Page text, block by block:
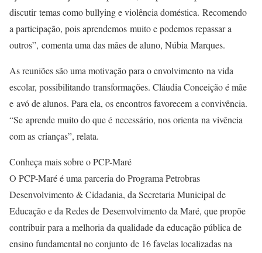
discutir temas como bullying e violência doméstica. Recomendo
a participação, pois aprendemos muito e podemos repassar a
outros”, comenta uma das mães de aluno, Núbia Marques.
As reuniões são uma motivação para o envolvimento na vida
escolar, possibilitando transformações. Cláudia Conceição é mãe
e avó de alunos. Para ela, os encontros favorecem a convivência.
“Se aprende muito do que é necessário, nos orienta na vivência
com as crianças”, relata.
Conheça mais sobre o PCP-Maré
O PCP-Maré é uma parceria do Programa Petrobras
Desenvolvimento & Cidadania, da Secretaria Municipal de
Educação e da Redes de Desenvolvimento da Maré, que propõe
contribuir para a melhoria da qualidade da educação pública de
ensino fundamental no conjunto de 16 favelas localizadas na